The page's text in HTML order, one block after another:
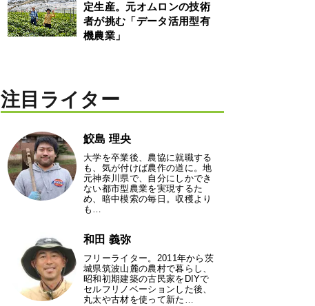
定生産。元オムロンの技術
者が挑む「データ活用型有
機農業」
注目ライター
鮫島 理央
大学を卒業後、農協に就職する
も、気が付けば農作の道に。地
元神奈川県で、自分にしかでき
ない都市型農業を実現するた
め、暗中模索の毎日。収穫より
も…
和田 義弥
フリーライター。2011年から茨
城県筑波山麓の農村で暮らし、
昭和初期建築の古民家をDIYで
セルフリノベーションした後、
丸太や古材を使って新た…